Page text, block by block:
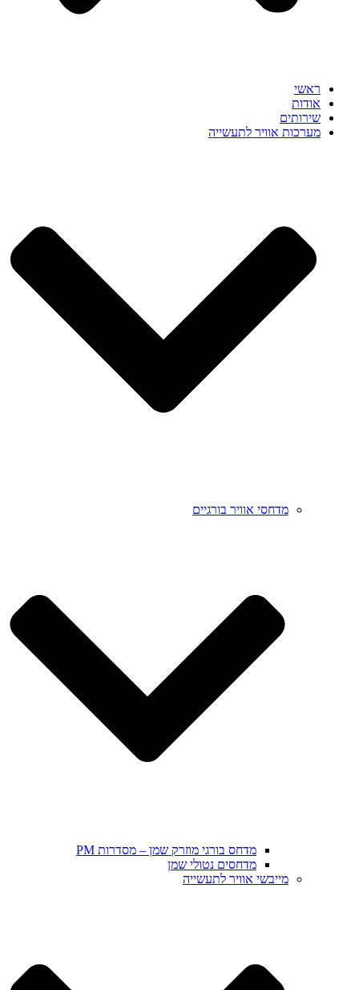
ראשי
אודות
שירותים
מערכות אוויר לתעשייה
מדחסי אוויר בורגיים
מדחס בורגי מוזרק שמן – מסדרות PM
מדחסים נטולי שמן
מייבשי אוויר לתעשייה